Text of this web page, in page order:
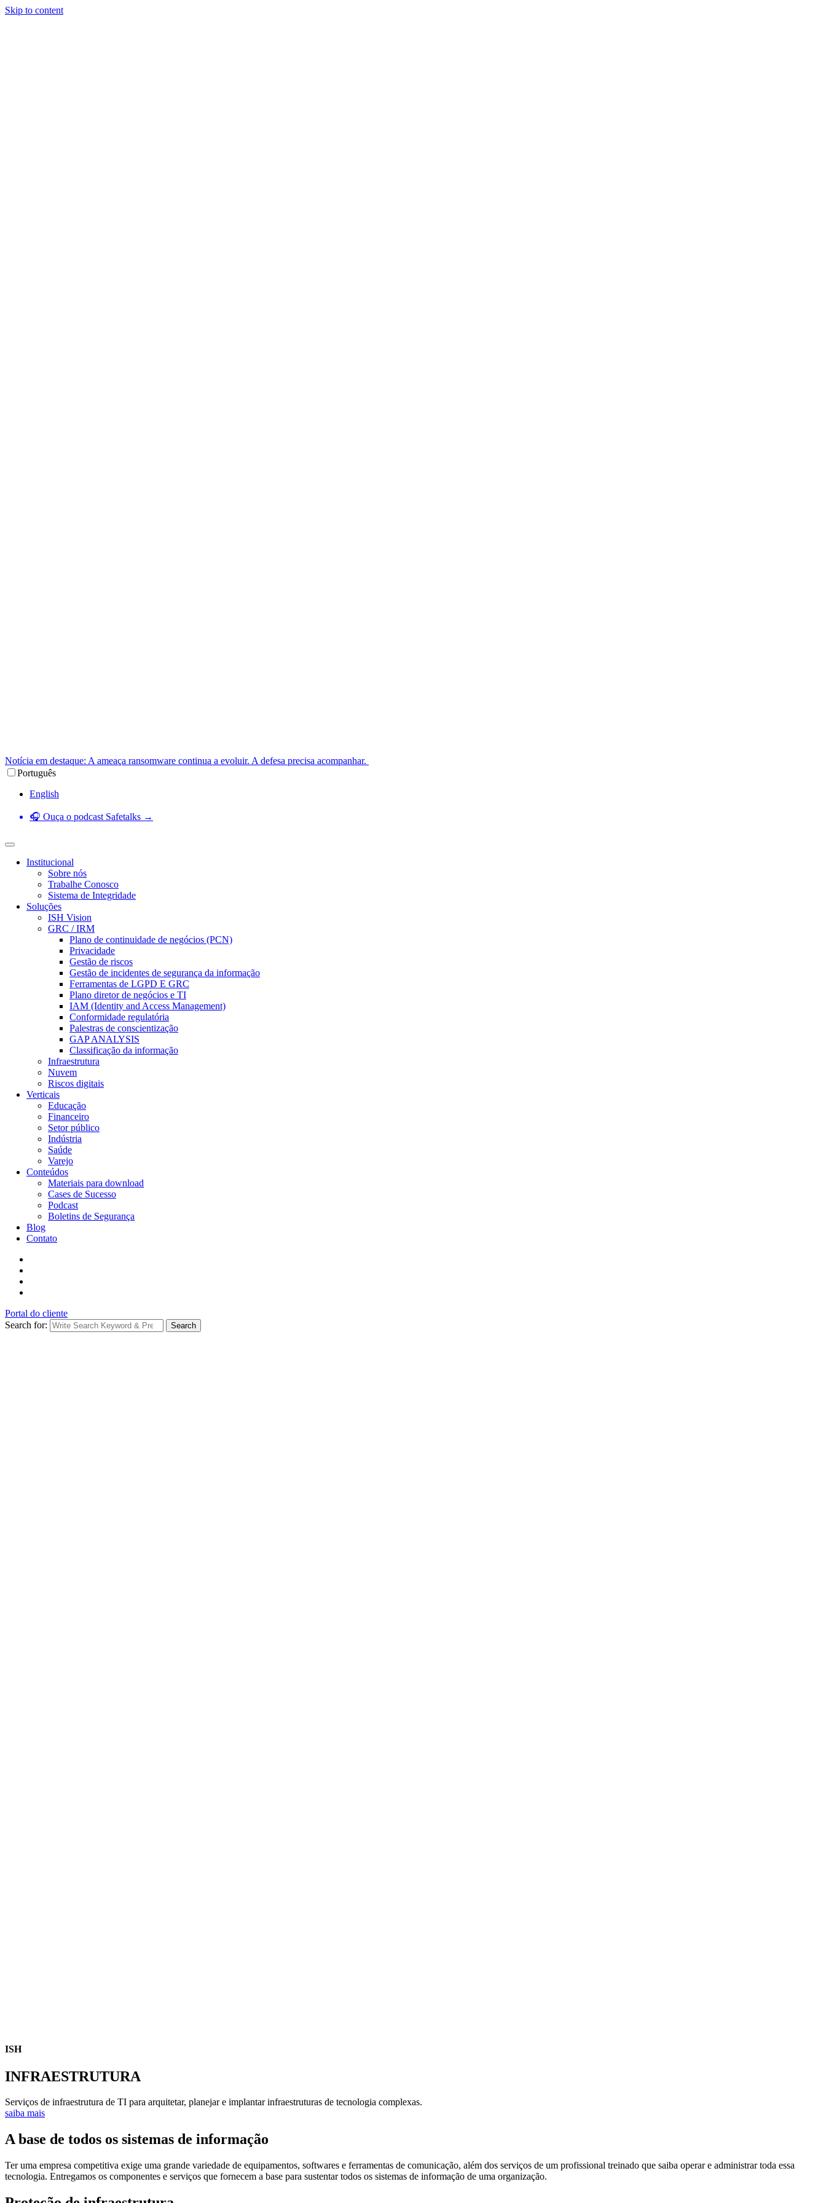
Skip to content
Notícia em destaque: A ameaça ransomware continua a evoluir. A defesa precisa acompanhar.
Português
English
🎧 Ouça o podcast Safetalks →
Institucional
Sobre nós
Trabalhe Conosco
Sistema de Integridade
Soluções
ISH Vision
GRC / IRM
Plano de continuidade de negócios (PCN)
Privacidade
Gestão de riscos
Gestão de incidentes de segurança da informação
Ferramentas de LGPD E GRC
Plano diretor de negócios e TI
IAM (Identity and Access Management)
Conformidade regulatória
Palestras de conscientização
GAP ANALYSIS
Classificação da informação
Infraestrutura
Nuvem
Riscos digitais
Verticais
Educação
Financeiro
Setor público
Indústria
Saúde
Varejo
Conteúdos
Materiais para download
Cases de Sucesso
Podcast
Boletins de Segurança
Blog
Contato
Portal do cliente
Search for:
Search
ISH
INFRAESTRUTURA
Serviços de infraestrutura de TI para arquitetar, planejar e implantar infraestruturas de tecnologia complexas.
saiba mais
A base de todos os sistemas de informação
Ter uma empresa competitiva exige uma grande variedade de equipamentos, softwares e ferramentas de comunicação, além dos serviços de um profissional treinado que saiba operar e administrar toda essa
tecnologia. Entregamos os componentes e serviços que fornecem a base para sustentar todos os sistemas de informação de uma organização.